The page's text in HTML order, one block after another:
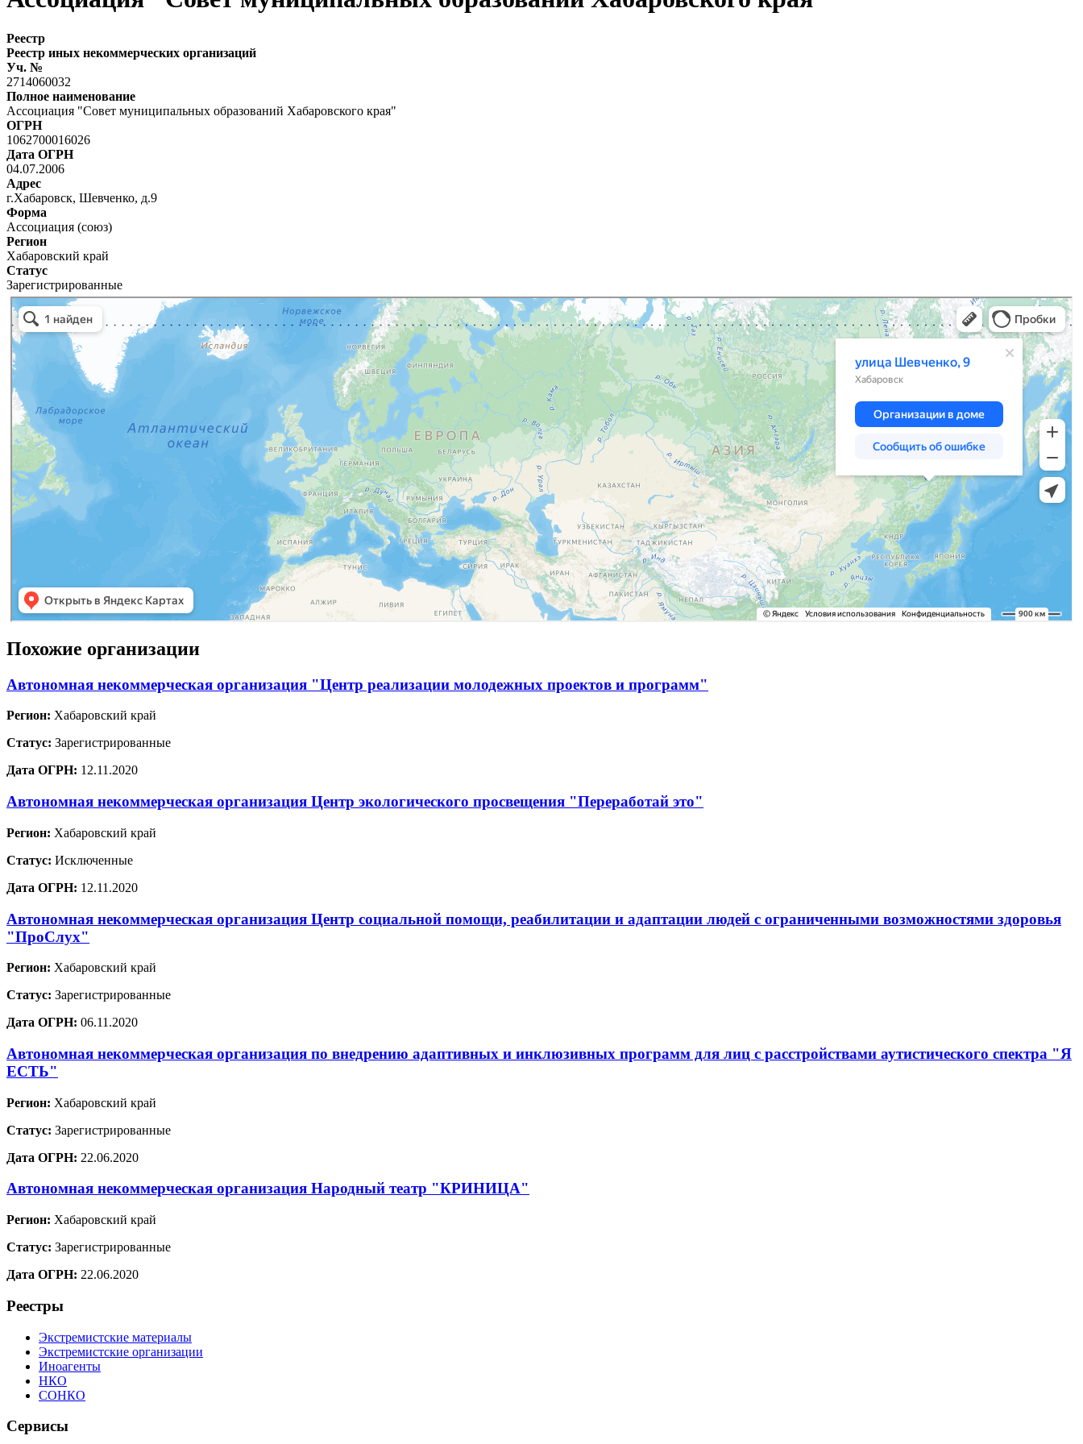
Реестр
Реестр иных некоммерческих организаций
Уч. №
2714060032
Полное наименование
Ассоциация "Совет муниципальных образований Хабаровского края"
ОГРН
1062700016026
Дата ОГРН
04.07.2006
Адрес
г.Хабаровск, Шевченко, д.9
Форма
Ассоциация (союз)
Регион
Хабаровский край
Статус
Зарегистрированные
Похожие организации
Автономная некоммерческая организация "Центр реализации молодежных проектов и программ"
Регион: Хабаровский край
Статус: Зарегистрированные
Дата ОГРН: 12.11.2020
Автономная некоммерческая организация Центр экологического просвещения "Переработай это"
Регион: Хабаровский край
Статус: Исключенные
Дата ОГРН: 12.11.2020
Автономная некоммерческая организация Центр социальной помощи, реабилитации и адаптации людей с ограниченными возможностями здоровья
"ПроСлух"
Регион: Хабаровский край
Статус: Зарегистрированные
Дата ОГРН: 06.11.2020
Автономная некоммерческая организация по внедрению адаптивных и инклюзивных программ для лиц с расстройствами аутистического спектра "Я
ЕСТЬ"
Регион: Хабаровский край
Статус: Зарегистрированные
Дата ОГРН: 22.06.2020
Автономная некоммерческая организация Народный театр "КРИНИЦА"
Регион: Хабаровский край
Статус: Зарегистрированные
Дата ОГРН: 22.06.2020
Реестры
Экстремистские материалы
Экстремистские организации
Иноагенты
НКО
СОНКО
Сервисы